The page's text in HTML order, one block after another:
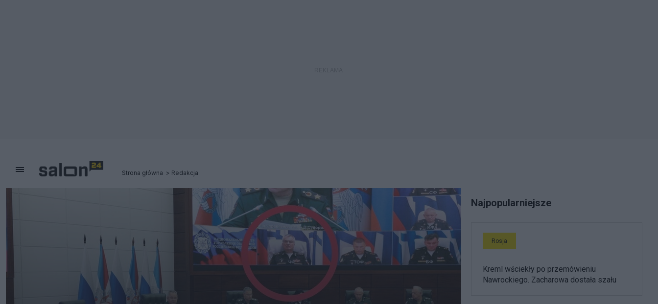
Strona główna Redakcja
Najpopularniejsze
Rosja
Kreml wściekły po przemówieniu
Nawrockiego. Zacharowa dostała szału